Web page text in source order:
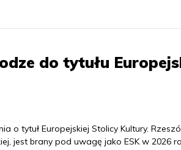
do tytułu
o tytuł Europejskiej Stolicy Kultury.
jest brany pod uwagę jako ESK w 2026